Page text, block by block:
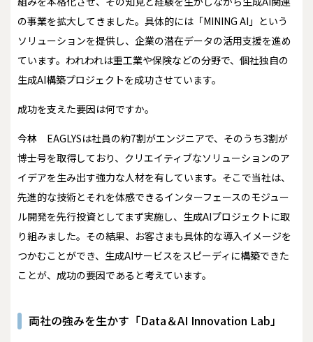
の事業を拡大してきました。具体的には「MINING AI」という
ソリューションを提供し、企業の潜在データの活用支援を進め
ています。われわれは重工業や保険などの分野で、個社独自の
生成AI構築プロジェクトを成功させています。
――成功を支えた要因は何ですか。
今林
EAGLYSは社員の約7割がエンジニアで、そのうち3割が
博士号を取得しており、クリエイティブなソリューションのア
イデアを生み出す強力な人材を有しています。そこで当社は、
先進的な技術とそれを体感できるインターフェースのモジュー
ル開発を先行投資としてまず実施し、生成AIプロジェクトに取
り組みました。その結果、お客さまも具体的な導入イメージを
つかむことができ、生成AIサービスをスピーディに構築できた
ことが、成功の要因であると考えています。
両社の強みを生かす「Data＆AI Innovation Lab」